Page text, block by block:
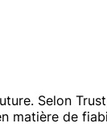
Selon
matière de